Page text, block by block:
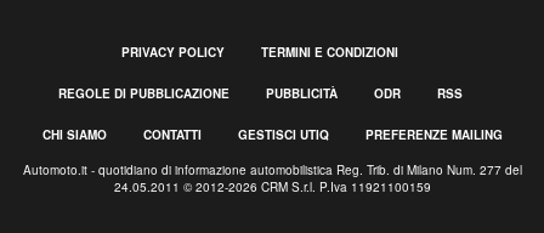
PRIVACY POLICY TERMINI E CONDIZIONI
REGOLE DI PUBBLICAZIONE PUBBLICITÀ ODR RSS
CHI SIAMO CONTATTI GESTISCI UTIQ PREFERENZE MAILING
Automoto.it - quotidiano di informazione automobilistica Reg. Trib. di Milano Num. 277 del
24.05.2011 © 2012-2026 CRM S.r.l. P.Iva 11921100159